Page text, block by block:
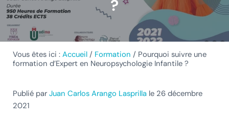
?
Vous êtes ici : Accueil / Formation / Pourquoi suivre une
formation d’Expert en Neuropsychologie Infantile ?
Publié par Juan Carlos Arango Lasprillale 26 décembre
2021